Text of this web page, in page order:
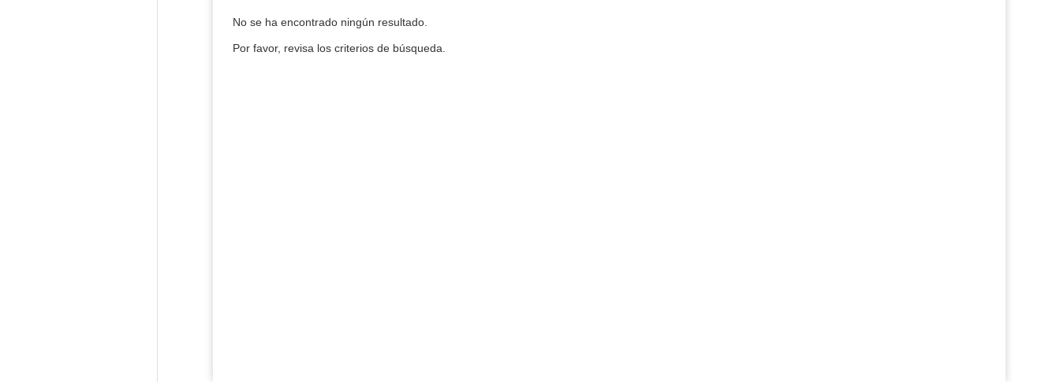
No se ha encontrado ningún resultado.
Por favor, revisa los criterios de búsqueda.